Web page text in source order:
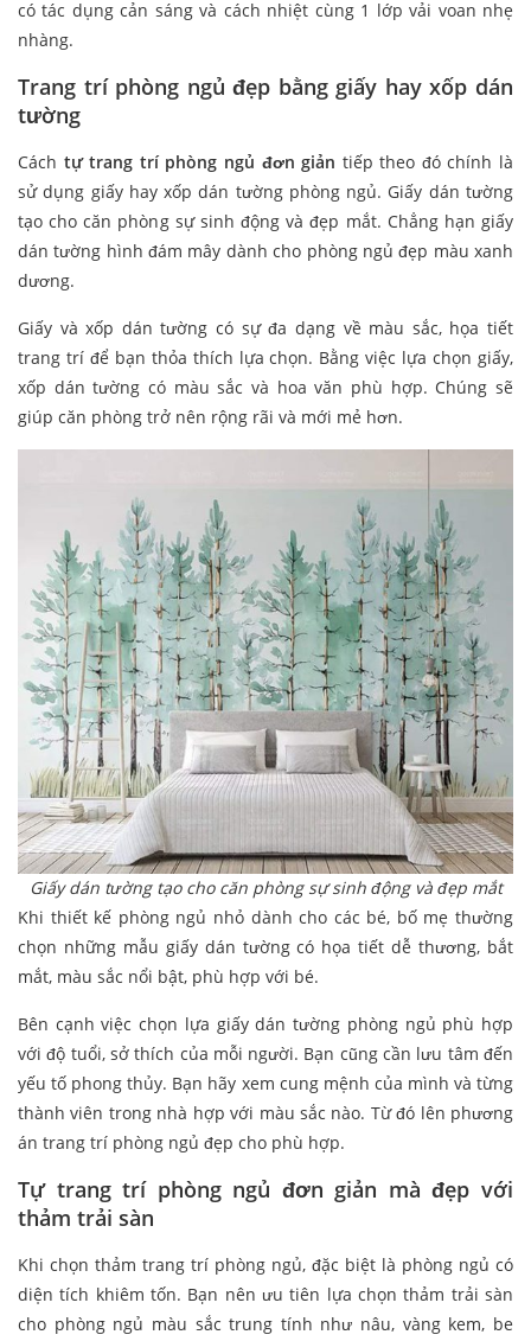
có tác dụng cản sáng và cách nhiệt cùng 1 lớp vải voan nhẹ
nhàng.
Trang trí phòng ngủ đẹp bằng giấy hay xốp dán
tường
Cách tự trang trí phòng ngủ đơn giản tiếp theo đó chính là
sử dụng giấy hay xốp dán tường phòng ngủ. Giấy dán tường
tạo cho căn phòng sự sinh động và đẹp mắt. Chẳng hạn giấy
dán tường hình đám mây dành cho phòng ngủ đẹp màu xanh
dương.
Giấy và xốp dán tường có sự đa dạng về màu sắc, họa tiết
trang trí để bạn thỏa thích lựa chọn. Bằng việc lựa chọn giấy,
xốp dán tường có màu sắc và hoa văn phù hợp. Chúng sẽ
giúp căn phòng trở nên rộng rãi và mới mẻ hơn.
Giấy dán tường tạo cho căn phòng sự sinh động và đẹp mắt
Khi thiết kế phòng ngủ nhỏ dành cho các bé, bố mẹ thường
chọn những mẫu giấy dán tường có họa tiết dễ thương, bắt
mắt, màu sắc nổi bật, phù hợp với bé.
Bên cạnh việc chọn lựa giấy dán tường phòng ngủ phù hợp
với độ tuổi, sở thích của mỗi người. Bạn cũng cần lưu tâm đến
yếu tố phong thủy. Bạn hãy xem cung mệnh của mình và từng
thành viên trong nhà hợp với màu sắc nào. Từ đó lên phương
án trang trí phòng ngủ đẹp cho phù hợp.
Tự trang trí phòng ngủ đơn giản mà đẹp với
thảm trải sàn
Khi chọn thảm trang trí phòng ngủ, đặc biệt là phòng ngủ có
diện tích khiêm tốn. Bạn nên ưu tiên lựa chọn thảm trải sàn
cho phòng ngủ màu sắc trung tính như nâu, vàng kem, be